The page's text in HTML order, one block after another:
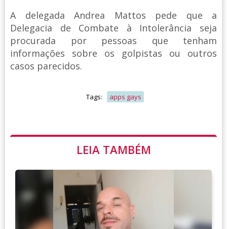
A delegada Andrea Mattos pede que a
Delegacia de Combate à Intolerância seja
procurada por pessoas que tenham
informações sobre os golpistas ou outros
casos parecidos.
Tags: apps gays
LEIA TAMBÉM